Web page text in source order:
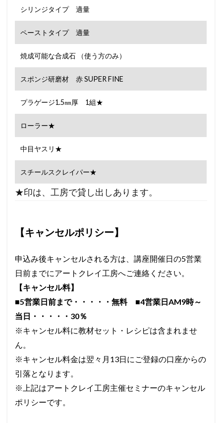
シリンジタイプ 適量
ペーストタイプ 適量
焼成可能な合成石 （使う方のみ）
スポンジ研磨材 赤 SUPER FINE
プラゲージ1.5㎜厚 1組★
ローラー★
中目ヤスリ★
スチールスクレイパー★
★印は、工房で貸し出しあります。
【キャンセルポリシー】
申込み後キャンセルされる方は、講座開催日の5営業
日前までにアートクレイ工房へご連絡ください。
【キャンセル料】
■5営業日前まで・・・・・無料 ■4営業日AM9時～
当日・・・・・30％
※キャンセル料に教材セット・レシピは含まれませ
ん。
※キャンセル料金は翌々月13日にご登録の口座からの
引落となります。
※上記はアートクレイ工房主催セミナーのキャンセル
ポリシーです。